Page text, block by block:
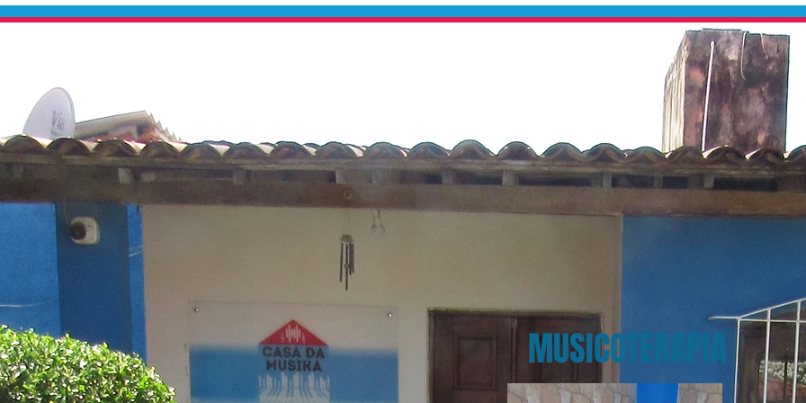
Início Sobre Cursos Espaço Físico Galeria
e Artes
MUSICOTERAPIA